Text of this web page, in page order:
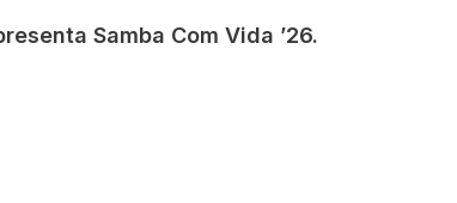
Samba Com Vida ’26.